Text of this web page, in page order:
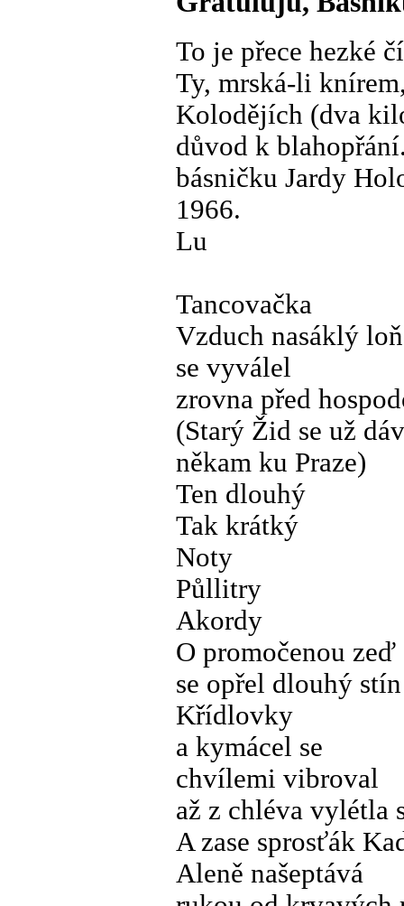
To je přece hezké
Ty, mrská-li
Kolodějích (dva
důvod k
básničku Jardy
1966.
Lu
Tancovačka
Vzduch nasáklý
se vyválel
zrovna před
(Starý Žid se už
někam ku Praze)
Ten dlouhý
Tak krátký
Noty
Půllitry
Akordy
O promočenou zeď
se opřel dlouhý stín
Křídlovky
a kymácel se
chvílemi vibroval
až z chléva vylétla
A zase sprosťák
Aleně našeptává